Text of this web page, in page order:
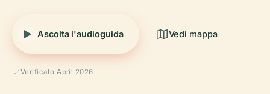
Ascolta l'audioguida Vedi mappa
Verificato April 2026